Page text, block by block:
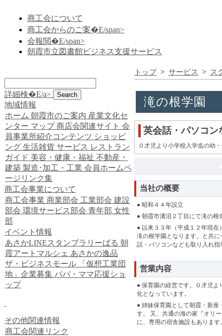
商工会について
商工会からのご案�E/span>
会報閲�E/span>
朝霞市立図書館ビジネス支援サービス
詳細検�E/a>
地域情報
ホーム 朝霞市のご案内 産業文化セ
ンター マップ 商店会関連サイト 会
員事業所紹介コンテンツ ショッピ
ング 生活雑貨 サービス レストラン
ガイド 美容・健康・福祉 不動産・
建築 製造･加工・工業 会員ホームペ
ージリンク集
商工会事業について
商工会事業 商業部会 工業部会 建設
部会 環境サービス部会 青年部 女性
部
イベント情報
あさかLINEスタンプラリーばる 朝
霞アートマルシェ あさかの逸品
ザ・ビジネスモール
「仮想工業団
地」企業募集 パパ・ママ応援ショ
ップ
その他関連情報
商工会関連リンク
トップ> サービス > ス
滝の根学園
英会話・パソコン
０才児より小学校入学迄の幼
当社の概要
● 昭和４４年設立
● 朝霞市溝沼２丁目にて滝の根
● 以来３３年（平成１２年現
滝の根学園となります。と共
話・パソコンなども取り入れ指
営業内容
● 保育園の経営です。０才児
化となっています。
● 姉妹保育園として朝霞・新
す。 又、共通の海の家『オリ
に、専用の宿舎施設もあります